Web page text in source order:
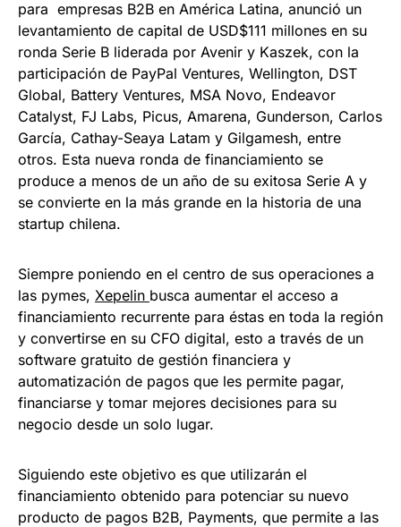
para empresas B2B en América Latina, anunció un
levantamiento de capital de USD$111 millones en su
ronda Serie B liderada por Avenir y Kaszek, con la
participación de PayPal Ventures, Wellington, DST
Global, Battery Ventures, MSA Novo, Endeavor
Catalyst, FJ Labs, Picus, Amarena, Gunderson, Carlos
García, Cathay-Seaya Latam y Gilgamesh, entre
otros. Esta nueva ronda de financiamiento se
produce a menos de un año de su exitosa Serie A y
se convierte en la más grande en la historia de una
startup chilena.
Siempre poniendo en el centro de sus operaciones a
las pymes, Xepelin busca aumentar el acceso a
financiamiento recurrente para éstas en toda la región
y convertirse en su CFO digital, esto a través de un
software gratuito de gestión financiera y
automatización de pagos que les permite pagar,
financiarse y tomar mejores decisiones para su
negocio desde un solo lugar.
Siguiendo este objetivo es que utilizarán el
financiamiento obtenido para potenciar su nuevo
producto de pagos B2B, Payments, que permite a las